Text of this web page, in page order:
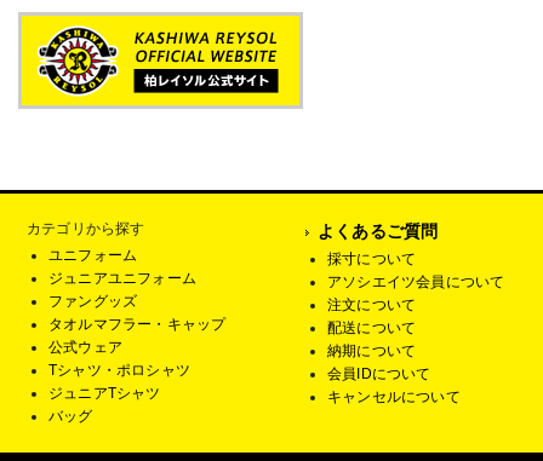
カテゴリから探す
ユニフォーム
ジュニアユニフォーム
ファングッズ
タオルマフラー・キャップ
公式ウェア
Tシャツ・ポロシャツ
ジュニアTシャツ
バッグ
よくあるご質問
採寸について
アソシエイツ会員について
注文について
配送について
納期について
会員IDについて
キャンセルについて